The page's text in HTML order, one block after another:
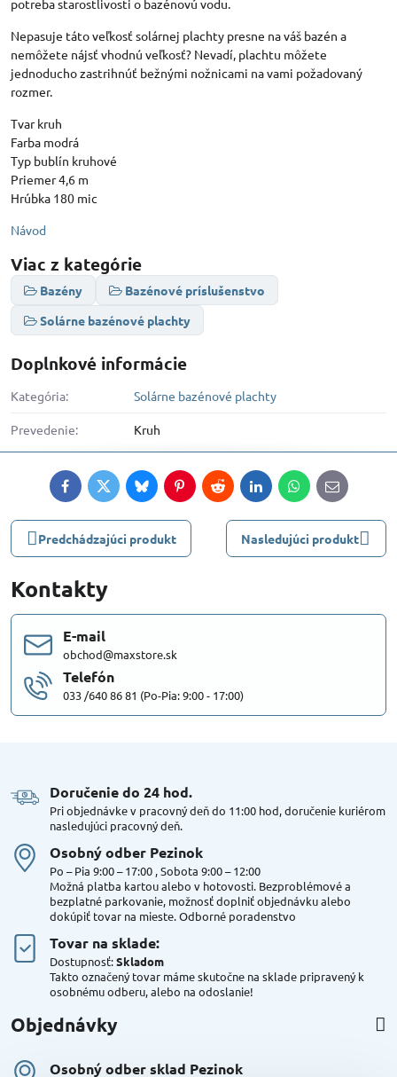
potreba starostlivosti o bazénovú vodu.
Nepasuje táto veľkosť solárnej plachty presne na váš bazén a
nemôžete nájsť vhodnú veľkosť? Nevadí, plachtu môžete
jednoducho zastrihnúť bežnými nožnicami na vami požadovaný
rozmer.
Tvar kruh
Farba modrá
Typ bublín kruhové
Priemer 4,6 m
Hrúbka 180 mic
Návod
Viac z kategórie
Bazény
Bazénové príslušenstvo
Solárne bazénové plachty
Doplnkové informácie
Kategória: Solárne bazénové plachty
Prevedenie: Kruh
FacebookTwitterBlueskyPinterestRedditLinkedInWhatsApp
E-
mail
Predchádzajúci produkt Nasledujúci produkt
Kontakty
E-mail
obchod@maxstore.sk
Telefón
033 /640 86 81 (Po-Pia: 9:00 - 17:00)
Doručenie do 24 hod​.
Pri objednávke v pracovný deň do 11:00 hod, doručenie kuriérom
nasledujúci pracovný deň.
Osobný odber Pezinok
Po – Pia 9:00 – 17:00 , Sobota 9:00 – 12:00
Možná platba kartou alebo v hotovosti. Bezproblémové a
bezplatné parkovanie, možnosť doplniť objednávku alebo
dokúpiť tovar na mieste. Odborné poradenstvo
Tovar na sklade:
Dostupnosť:Skladom
Takto označený tovar máme skutočne na sklade pripravený k
osobnému odberu, alebo na odoslanie!
Objednávky
Osobný odber sklad Pezinok